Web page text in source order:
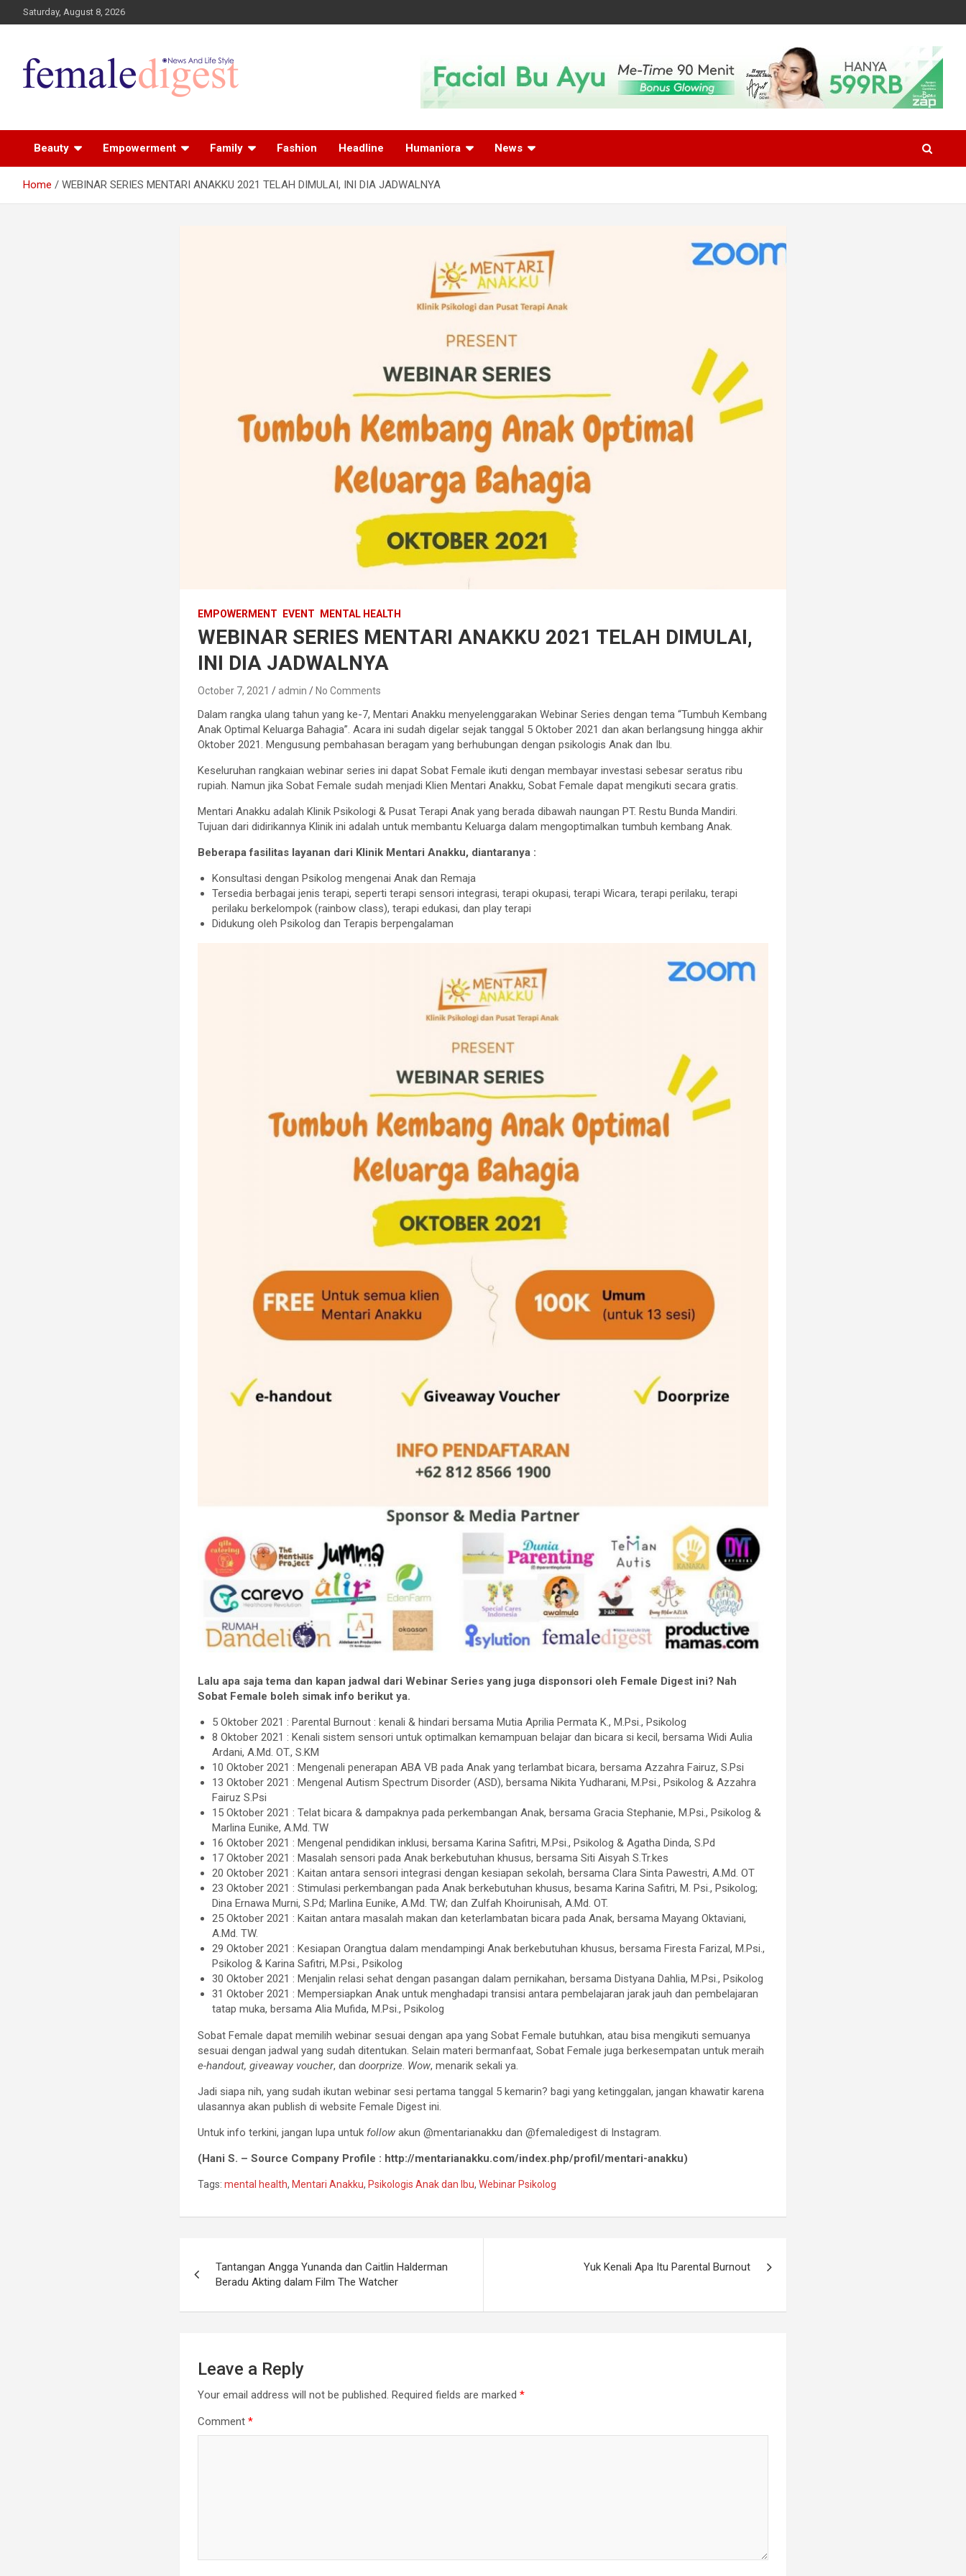
Saturday, August 8, 2026
Beauty Empowerment Family Fashion Headline Humaniora News
Home WEBINAR SERIES MENTARI ANAKKU 2021 TELAH DIMULAI, INI DIA JADWALNYA
EMPOWERMENT EVENT MENTAL HEALTH
WEBINAR SERIES MENTARI ANAKKU 2021 TELAH DIMULAI,
INI DIA JADWALNYA
October 7, 2021 admin No Comments
Dalam rangka ulang tahun yang ke-7, Mentari Anakku menyelenggarakan Webinar Series dengan tema “Tumbuh Kembang
Anak Optimal Keluarga Bahagia”. Acara ini sudah digelar sejak tanggal 5 Oktober 2021 dan akan berlangsung hingga akhir
Oktober 2021. Mengusung pembahasan beragam yang berhubungan dengan psikologis Anak dan Ibu.
Keseluruhan rangkaian webinar series ini dapat Sobat Female ikuti dengan membayar investasi sebesar seratus ribu
rupiah. Namun jika Sobat Female sudah menjadi Klien Mentari Anakku, Sobat Female dapat mengikuti secara gratis.
Mentari Anakku adalah Klinik Psikologi & Pusat Terapi Anak yang berada dibawah naungan PT. Restu Bunda Mandiri.
Tujuan dari didirikannya Klinik ini adalah untuk membantu Keluarga dalam mengoptimalkan tumbuh kembang Anak.
Beberapa fasilitas layanan dari Klinik Mentari Anakku, diantaranya :
Konsultasi dengan Psikolog mengenai Anak dan Remaja
Tersedia berbagai jenis terapi, seperti terapi sensori integrasi, terapi okupasi, terapi Wicara, terapi perilaku, terapi
perilaku berkelompok (rainbow class), terapi edukasi, dan play terapi
Didukung oleh Psikolog dan Terapis berpengalaman
Lalu apa saja tema dan kapan jadwal dari Webinar Series yang juga disponsori oleh Female Digest ini? Nah
Sobat Female boleh simak info berikut ya.
5 Oktober 2021 : Parental Burnout : kenali & hindari bersama Mutia Aprilia Permata K., M.Psi., Psikolog
8 Oktober 2021 : Kenali sistem sensori untuk optimalkan kemampuan belajar dan bicara si kecil, bersama Widi Aulia
Ardani, A.Md. OT., S.KM
10 Oktober 2021 : Mengenali penerapan ABA VB pada Anak yang terlambat bicara, bersama Azzahra Fairuz, S.Psi
13 Oktober 2021 : Mengenal Autism Spectrum Disorder (ASD), bersama Nikita Yudharani, M.Psi., Psikolog & Azzahra
Fairuz S.Psi
15 Oktober 2021 : Telat bicara & dampaknya pada perkembangan Anak, bersama Gracia Stephanie, M.Psi., Psikolog &
Marlina Eunike, A.Md. TW
16 Oktober 2021 : Mengenal pendidikan inklusi, bersama Karina Safitri, M.Psi., Psikolog & Agatha Dinda, S.Pd
17 Oktober 2021 : Masalah sensori pada Anak berkebutuhan khusus, bersama Siti Aisyah S.Tr.kes
20 Oktober 2021 : Kaitan antara sensori integrasi dengan kesiapan sekolah, bersama Clara Sinta Pawestri, A.Md. OT
23 Oktober 2021 : Stimulasi perkembangan pada Anak berkebutuhan khusus, besama Karina Safitri, M. Psi., Psikolog;
Dina Ernawa Murni, S.Pd; Marlina Eunike, A.Md. TW; dan Zulfah Khoirunisah, A.Md. OT.
25 Oktober 2021 : Kaitan antara masalah makan dan keterlambatan bicara pada Anak, bersama Mayang Oktaviani,
A.Md. TW.
29 Oktober 2021 : Kesiapan Orangtua dalam mendampingi Anak berkebutuhan khusus, bersama Firesta Farizal, M.Psi.,
Psikolog & Karina Safitri, M.Psi., Psikolog
30 Oktober 2021 : Menjalin relasi sehat dengan pasangan dalam pernikahan, bersama Distyana Dahlia, M.Psi., Psikolog
31 Oktober 2021 : Mempersiapkan Anak untuk menghadapi transisi antara pembelajaran jarak jauh dan pembelajaran
tatap muka, bersama Alia Mufida, M.Psi., Psikolog
Sobat Female dapat memilih webinar sesuai dengan apa yang Sobat Female butuhkan, atau bisa mengikuti semuanya
sesuai dengan jadwal yang sudah ditentukan. Selain materi bermanfaat, Sobat Female juga berkesempatan untuk meraih
e-handout, giveaway voucher, dandoorprize. Wow, menarik sekali ya.
Jadi siapa nih, yang sudah ikutan webinar sesi pertama tanggal 5 kemarin? bagi yang ketinggalan, jangan khawatir karena
ulasannya akan publish di website Female Digest ini.
Untuk info terkini, jangan lupa untuk follow akun @mentarianakku dan @femaledigest di Instagram.
(Hani S. – Source Company Profile : http://mentarianakku.com/index.php/profil/mentari-anakku)
Tags: mental health, Mentari Anakku, Psikologis Anak dan Ibu,Webinar Psikolog
Tantangan Angga Yunanda dan Caitlin Halderman
Beradu Akting dalam Film The Watcher
Yuk Kenali Apa Itu Parental Burnout
Leave a Reply
Your email address will not be published. Required fields are marked*
Comment*